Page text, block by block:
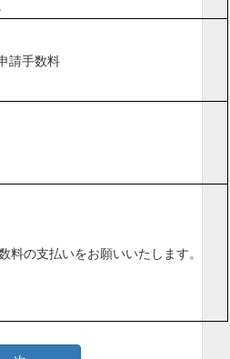
請手数料
料の支払いをお願いいたします。